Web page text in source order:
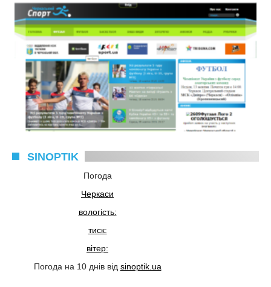
SINOPTIK
Погода
Черкаси
вологість:
тиск:
вітер:
Погода на 10 днів від sinoptik.ua